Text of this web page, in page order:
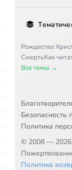
Рождество
СмертьКак
Все темы →
Безопасность
Политика
© 2008 — 2026
Политика